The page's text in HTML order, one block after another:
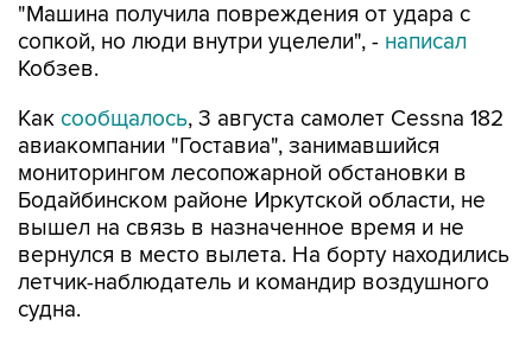
"Машина получила повреждения от удара с
сопкой, но люди внутри уцелели", - написал
Кобзев.
Как сообщалось, 3 августа самолет Cessna 182
авиакомпании "Гоставиа", занимавшийся
мониторингом лесопожарной обстановки в
Бодайбинском районе Иркутской области, не
вышел на связь в назначенное время и не
вернулся в место вылета. На борту находились
летчик-наблюдатель и командир воздушного
судна.